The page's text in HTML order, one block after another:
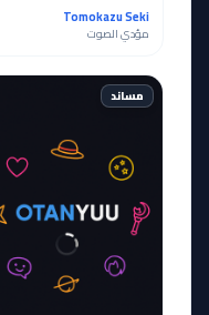
Tomokazu Seki
مؤدي الصوت
مساند